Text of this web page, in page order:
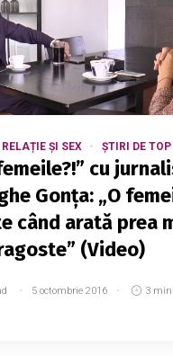
RELAȚIE ȘI SEX ȘTIRI DE TOP
cu
Gonța: „O
când arată prea
(Video)
5 octombrie 2016 3 min